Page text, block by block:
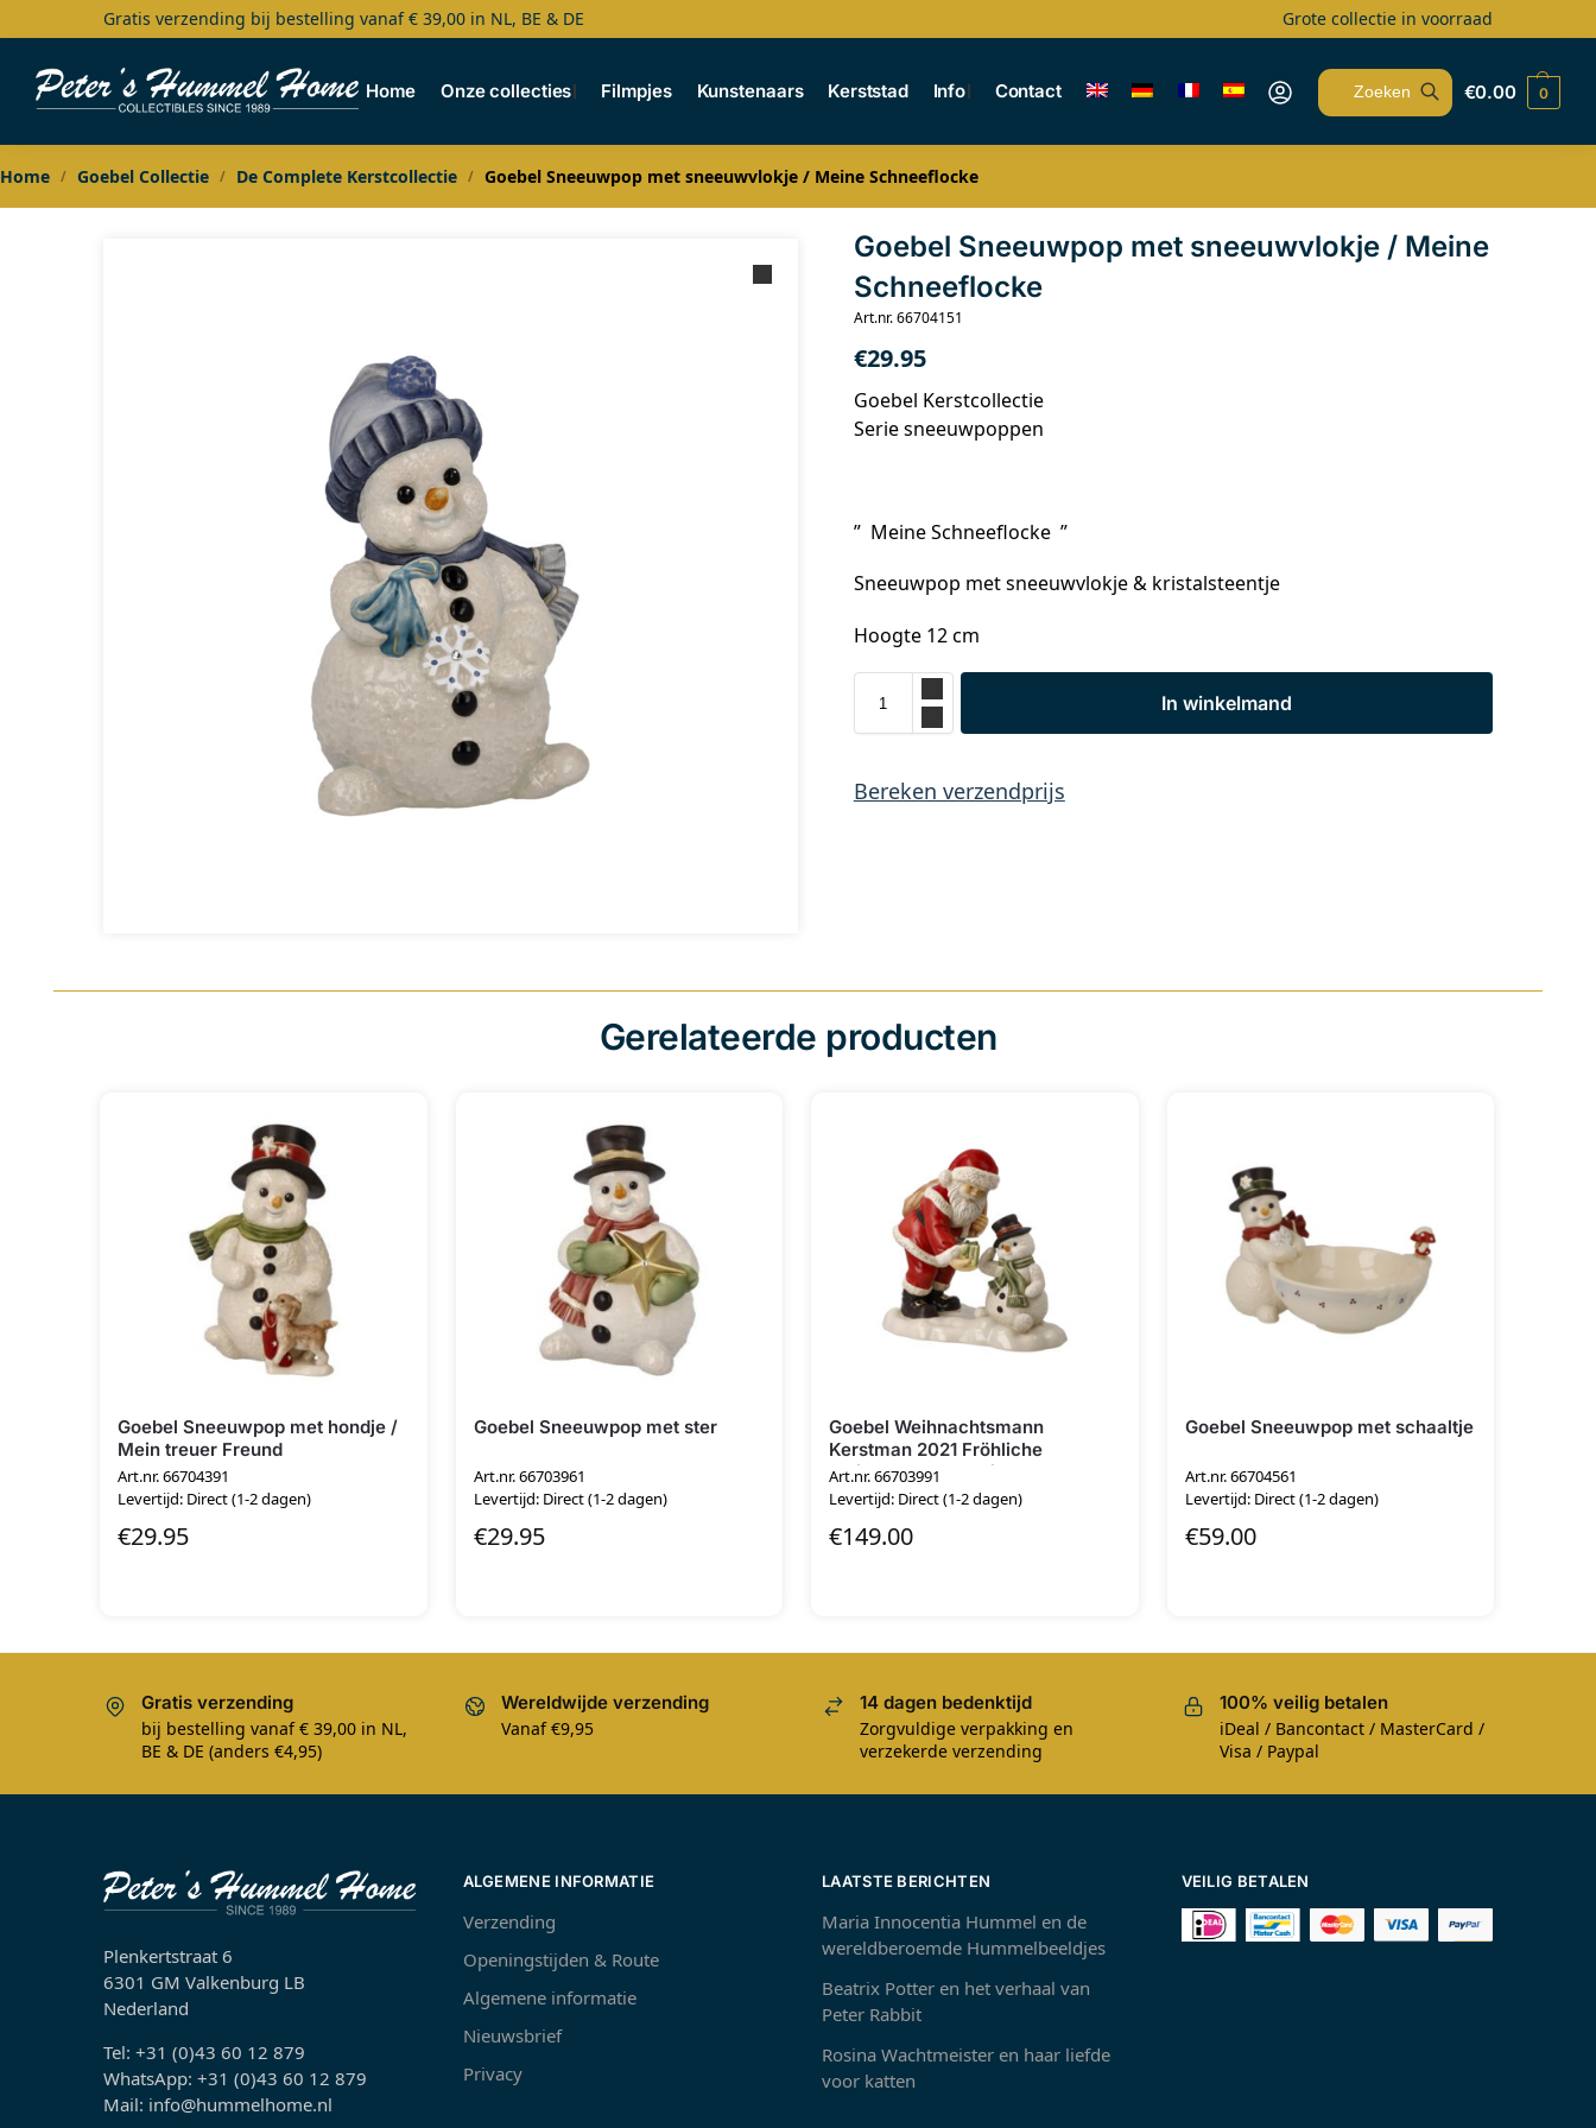
Gratis verzending bij bestelling vanaf € 39,00 in NL, BE & DE Grote collectie in voorraad
Home Onze collecties Filmpjes Kunstenaars Kerststad Info Contact
Search
€0.00 0
Home / Goebel Collectie / De Complete Kerstcollectie / Goebel Sneeuwpop met sneeuwvlokje / Meine Schneeflocke
Goebel Sneeuwpop met sneeuwvlokje / Meine
Schneeflocke
Art.nr. 66704151
€29.95
Goebel Kerstcollectie
Serie sneeuwpoppen
” Meine Schneeflocke ”
Sneeuwpop met sneeuwvlokje & kristalsteentje
Hoogte 12 cm
In winkelmand
Bereken verzendprijs
Gerelateerde producten
Goebel Sneeuwpop met hondje /
Mein treuer Freund
Art.nr. 66704391
Levertijd: Direct (1-2 dagen)
€29.95
Goebel Sneeuwpop met ster
Art.nr. 66703961
Levertijd: Direct (1-2 dagen)
€29.95
Goebel Weihnachtsmann
Kerstman 2021 Fröhliche
Weihnachten Frostiger Kamerad
Art.nr. 66703991
Levertijd: Direct (1-2 dagen)
€149.00
Goebel Sneeuwpop met schaaltje
Art.nr. 66704561
Levertijd: Direct (1-2 dagen)
€59.00
Gratis verzending
bij bestelling vanaf € 39,00 in NL,
BE & DE (anders €4,95)
Wereldwijde verzending
Vanaf €9,95
14 dagen bedenktijd
Zorgvuldige verpakking en
verzekerde verzending
100% veilig betalen
iDeal / Bancontact / MasterCard /
Visa / Paypal
Plenkertstraat 6
6301 GM Valkenburg LB
Nederland
Tel: +31 (0)43 60 12 879
WhatsApp: +31 (0)43 60 12 879
Mail: info@hummelhome.nl
ALGEMENE INFORMATIE
Verzending
Openingstijden & Route
Algemene informatie
Nieuwsbrief
Privacy
LAATSTE BERICHTEN
Maria Innocentia Hummel en de
wereldberoemde Hummelbeeldjes
Beatrix Potter en het verhaal van
Peter Rabbit
Rosina Wachtmeister en haar liefde
voor katten
VEILIG BETALEN